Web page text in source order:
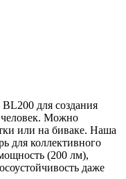
для создания
человек. Можно
или на биваке. Наша
для коллективного
(200 лм),
даже